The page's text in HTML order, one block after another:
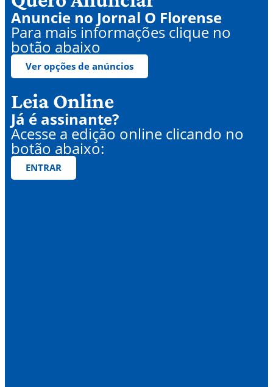
Anuncie no Jornal O Florense
Para mais informações clique no
botão abaixo
Ver opções de anúncios
Leia Online
Já é assinante?
Acesse a edição online clicando no
botão abaixo:
ENTRAR